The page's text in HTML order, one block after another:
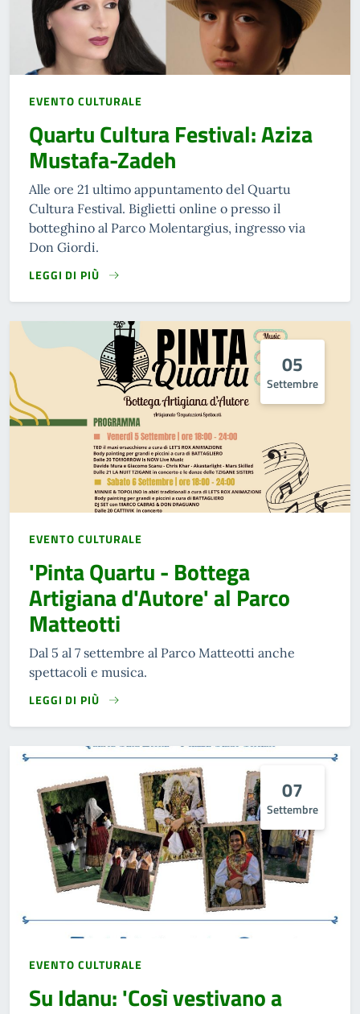
EVENTO CULTURALE
Quartu Cultura Festival: Aziza
Mustafa-Zadeh
Alle ore 21 ultimo appuntamento del Quartu
Cultura Festival. Biglietti online o presso il
botteghino al Parco Molentargius, ingresso via
Don Giordi.
LEGGI DI PIÙ
05
Settembre
EVENTO CULTURALE
'Pinta Quartu - Bottega
Artigiana d'Autore' al Parco
Matteotti
Dal 5 al 7 settembre al Parco Matteotti anche
spettacoli e musica.
LEGGI DI PIÙ
07
Settembre
EVENTO CULTURALE
Su Idanu: 'Così vestivano a